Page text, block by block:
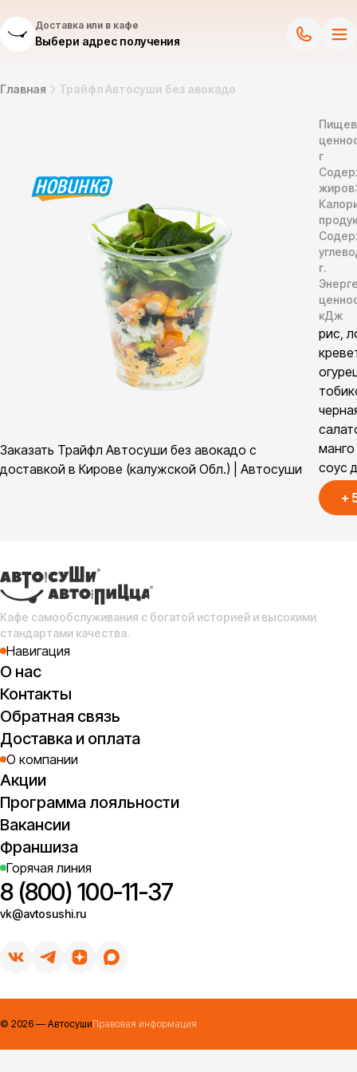
Доставка или в кафе
Выбери адрес получения
Главная Трайфл Автосуши без авокадо
Заказать Трайфл Автосуши без авокадо с
доставкой в Кирове (калужской Обл.) | Автосуши
г
г.
кДж
рис,
соус
+
Кафе самообслуживания с богатой историей и высокими
стандартами качества.
Навигация
О нас
Контакты
Обратная связь
Доставка и оплата
О компании
Акции
Программа лояльности
Вакансии
Франшиза
Горячая линия
8 (800) 100-11-37
vk@avtosushi.ru
© 2026 — АвтосушиПравовая информация